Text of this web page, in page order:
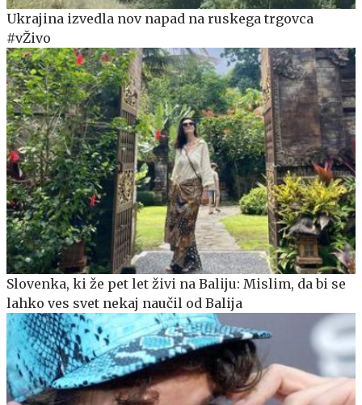
Ukrajina izvedla nov napad na ruskega trgovca
#vŽivo
Slovenka, ki že pet let živi na Baliju: Mislim, da bi se
lahko ves svet nekaj naučil od Balija